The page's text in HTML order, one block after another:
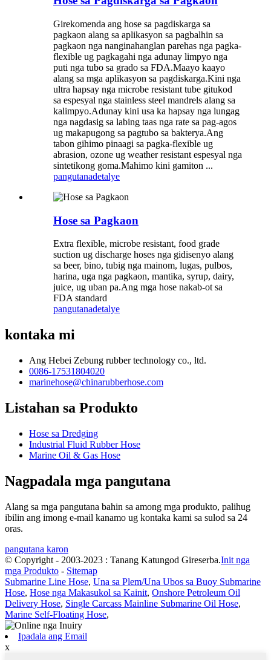
Girekomenda ang hose sa pagdiskarga sa
pagkaon alang sa aplikasyon sa pagbalhin sa
pagkaon nga nanginahanglan parehas nga pagka-
flexible ug pagkagahi nga adunay limpyo nga
puti nga tubo sa grado sa FDA.Maayo kaayo
alang sa mga aplikasyon sa pagdiskarga.Kini nga
ultra hapsay nga microbe resistant tube gitukod
sa espesyal nga stainless steel mandrels alang sa
kalimpyo.Adunay kini usa ka hapsay nga lungag
nga nagdasig sa labing taas nga rate sa pag-agos
ug makapugong sa pagtubo sa bakterya.Ang
tabon gihimo pinaagi sa pagka-flexible ug
abrasion, ozone ug weather resistant espesyal nga
sintetikong goma.Mahimo kini gamiton ...
pangutanadetalye
Hose sa Pagkaon
Extra flexible, microbe resistant, food grade
suction ug discharge hoses nga gidisenyo alang
sa beer, bino, tubig nga mainom, lugas, pulbos,
harina, uga nga pagkaon, mantika, syrup, dairy,
juice, ug uban pa.Ang mga hose nakab-ot sa
FDA standard
pangutanadetalye
kontaka mi
Ang Hebei Zebung rubber technology co., ltd.
0086-17531804020
marinehose@chinarubberhose.com
Listahan sa Produkto
Hose sa Dredging
Industrial Fluid Rubber Hose
Marine Oil & Gas Hose
Nagpadala mga pangutana
Alang sa mga pangutana bahin sa among mga produkto, palihug
ibilin ang imong e-mail kanamo ug kontaka kami sa sulod sa 24
oras.
pangutana karon
© Copyright - 2003-2023 : Tanang Katungod Gireserba.Init nga
mga Produkto - Sitemap
Submarine Line Hose, Una sa Plem/Una Ubos sa Buoy Submarine
Hose, Hose nga Makasukol sa Kainit, Onshore Petroleum Oil
Delivery Hose, Single Carcass Mainline Submarine Oil Hose,
Marine Self-Floating Hose,
Ipadala ang Email
x